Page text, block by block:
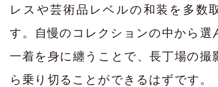
レスや芸術品レベルの和装を多数
す。自慢のコレクションの中から選
一着を身に纏うことで、長丁場の撮
ら乗り切ることができるはずです。